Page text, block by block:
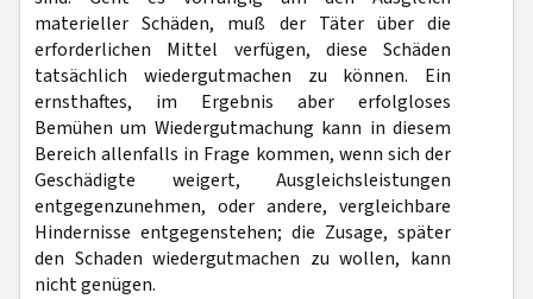
materieller Schäden, muß der Täter über die
erforderlichen Mittel verfügen, diese Schäden
tatsächlich wiedergutmachen zu können. Ein
ernsthaftes, im Ergebnis aber erfolgloses
Bemühen um Wiedergutmachung kann in diesem
Bereich allenfalls in Frage kommen, wenn sich der
Geschädigte weigert, Ausgleichsleistungen
entgegenzunehmen, oder andere, vergleichbare
Hindernisse entgegenstehen; die Zusage, später
den Schaden wiedergutmachen zu wollen, kann
nicht genügen.